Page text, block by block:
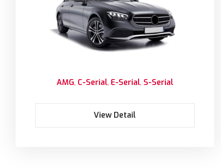
AMG C-Serial E-Serial S-Serial
View Detail